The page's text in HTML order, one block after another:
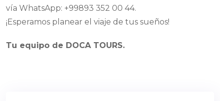
vía WhatsApp: +99893 352 00 44.
¡Esperamos planear el viaje de tus sueños!
Tu equipo de DOCA TOURS.